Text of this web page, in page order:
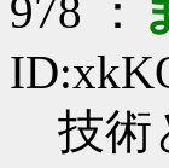
978 ：
技術